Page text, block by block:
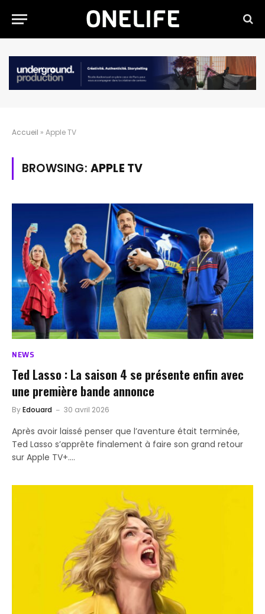
Accueil » Apple TV
BROWSING: APPLE TV
NEWS
Ted Lasso : La saison 4 se présente enfin avec
une première bande annonce
ByEdouard 30 avril 2026
Après avoir laissé penser que l’aventure était terminée,
Ted Lasso s’apprête finalement à faire son grand retour
sur Apple TV+.…